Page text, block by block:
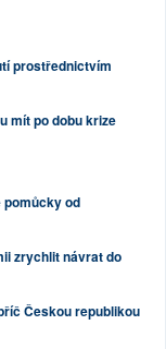
prostřednictvím
mít po dobu krize
pomůcky od
zrychlit návrat do
Českou republikou